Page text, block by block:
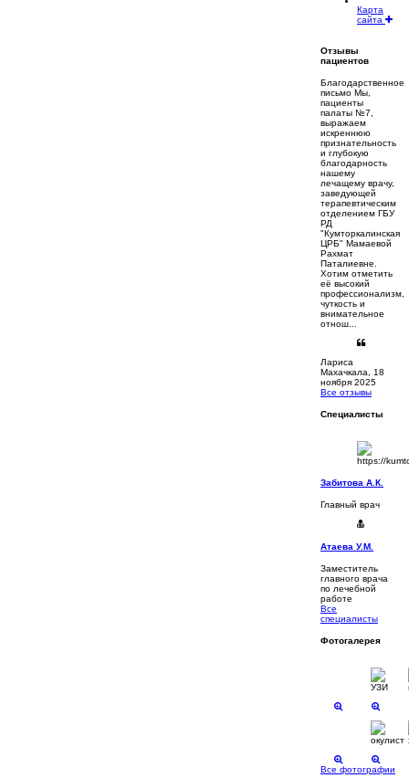
Карта
сайта
Отзывы
пациентов
Благодарственное
письмо Мы,
пациенты
палаты №7,
выражаем
искреннюю
признательность
и глубокую
благодарность
нашему
лечащему врачу,
заведующей
терапевтическим
отделением ГБУ
РД
"Кумторкалинская
ЦРБ" Мамаевой
Рахмат
Паталиевне.
Хотим отметить
её высокий
профессионализм,
чуткость и
внимательное
отнош...
Лариса
Махачкала, 18
ноября 2025
Все отзывы
Специалисты
Забитова А.К.
Главный врач
Атаева У.М.
Заместитель
главного врача
по лечебной
работе
Все
специалисты
Фотогалерея
Все фотографии